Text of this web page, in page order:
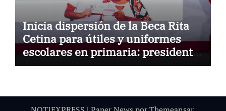
Inicia dispersión de la Beca Rita
Cetina para útiles y uniformes
escolares en primaria: presidenta
Claudia Sheinbaum